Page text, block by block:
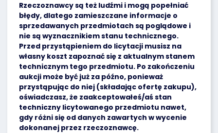
Rzeczoznawcy są też ludźmi i mogą popełniać
błędy, dlatego zamieszczane informacje o
sprzedawanych przedmiotach są poglądowe i
nie są wyznacznikiem stanu technicznego.
Przed przystąpieniem do licytacji musisz na
własny koszt zapoznać się z aktualnym stanem
technicznym tego przedmiotu. Po zakończeniu
aukcji może być już za późno, ponieważ
przystąpując do niej (składając ofertę zakupu),
oświadczasz, że zaakceptowałeś/aś stan
techniczny licytowanego przedmiotu nawet,
gdy różni się od danych zawartych w wycenie
dokonanej przez rzeczoznawcę.